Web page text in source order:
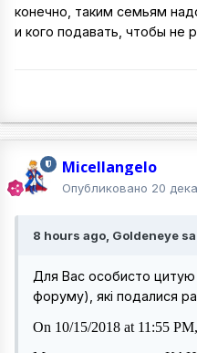
конечно, таким семьям
и кого подавать, чтобы не
Micellangelo
Опубликовано 20
8 hours ago, Goldeneye
Для Вас особисто
форуму), які подалися
On 10/15/2018 at 11:55